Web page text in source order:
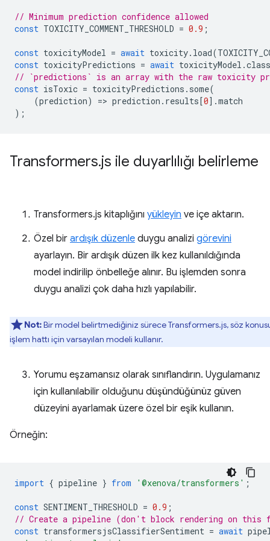
// Minimum prediction confidence allowed
const TOXICITY_COMMENT_THRESHOLD = 0.9 ;
const toxicityModel = await toxicity. load(
const toxicityPredictions = await toxicityModel .
// `predictions` is an array with the raw toxicity
const isToxic = toxicityPredictions . some(
(prediction) => prediction . results[0].match
);
Transformers.js ile duyarlılığı belirleme
Transformers.js kitaplığını yükleyin ve içe aktarın.
Özel bir ardışık düzenle duygu analizi görevini
ayarlayın. Bir ardışık düzen ilk kez kullanıldığında
model indirilip önbelleğe alınır. Bu işlemden sonra
duygu analizi çok daha hızlı yapılabilir.
Not:Bir model belirtmediğiniz sürece Transformers.js, söz
işlem hattı için varsayılan modeli kullanır.
Yorumu eşzamansız olarak sınıflandırın. Uygulamanız
için kullanılabilir olduğunu düşündüğünüz güven
düzeyini ayarlamak üzere özel bir eşik kullanın.
Örneğin:
import { pipeline } from '@xenova/transformers' ;
const SENTIMENT_THRESHOLD = 0.9 ;
// Create a pipeline (don't block rendering on this
const transformersjsClassifierSentiment = await